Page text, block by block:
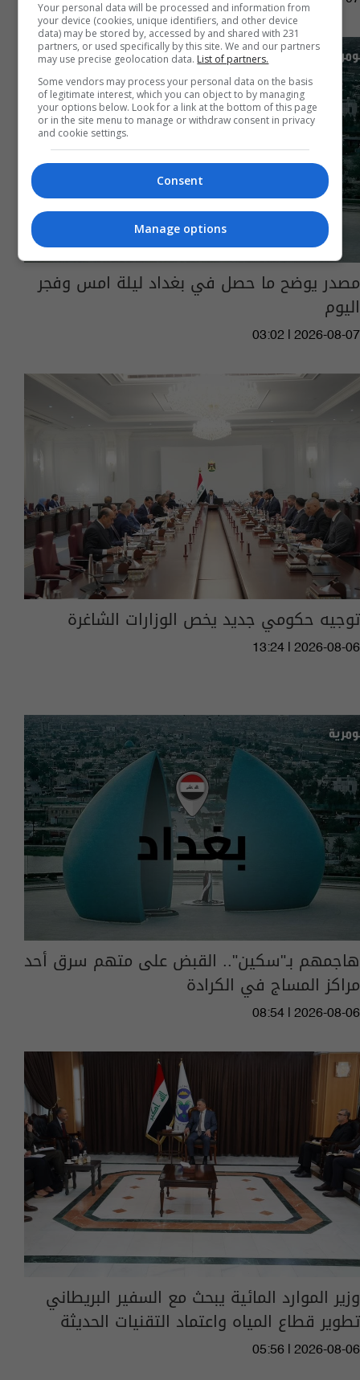
مصدر يوضح ما حصل في بغداد ليلة امس وفجر
اليوم
03:02 | 2026-08-07
توجيه حكومي جديد يخص الوزارات الشاغرة
13:24 | 2026-08-06
هاجمهم بـ"سكين".. القبض على متهم سرق أحد
مراكز المساج في الكرادة
08:54 | 2026-08-06
وزير الموارد المائية يبحث مع السفير البريطاني
تطوير قطاع المياه واعتماد التقنيات الحديثة
05:56 | 2026-08-06
Your personal data will be processed and information from
your device (cookies, unique identifiers, and other device
data) may be stored by, accessed by and shared with 231
partners, or used specifically by this site. We and our partners
may use precise geolocation data. List of partners.
Some vendors may process your personal data on the basis
of legitimate interest, which you can object to by managing
your options below. Look for a link at the bottom of this page
or in the site menu to manage or withdraw consent in privacy
and cookie settings.
Consent
Manage options